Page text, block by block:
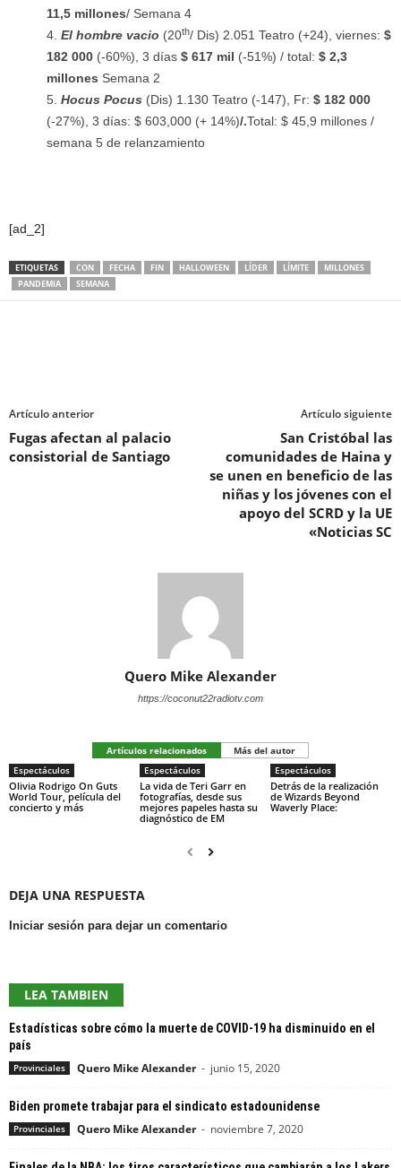
11,5 millones/ Semana 4
El hombre vacio (20th/ Dis) 2.051 Teatro (+24), viernes: $
182 000 (-60%), 3 días $ 617 mil (-51%) / total: $ 2,3
millones Semana 2
Hocus Pocus (Dis) 1.130 Teatro (-147), Fr: $ 182 000
(-27%), 3 días: $ 603,000 (+ 14%)/.Total: $ 45,9 millones /
semana 5 de relanzamiento
[ad_2]
ETIQUETAS CON FECHA FIN HALLOWEEN LÍDER LÍMITE
MILLONES
PANDEMIA
SEMANA
Artículo anterior
Fugas afectan al palacio
consistorial de Santiago
Artículo siguiente
San Cristóbal las
comunidades de Haina y
se unen en beneficio de las
niñas y los jóvenes con el
apoyo del SCRD y la UE
«Noticias SC
Quero Mike Alexander
https://coconut22radiotv.com
Artículos relacionados
Más del autor
Espectáculos
Olivia Rodrigo On Guts
World Tour, película del
concierto y más
Espectáculos
La vida de Teri Garr en
fotografías, desde sus
mejores papeles hasta su
diagnóstico de EM
Espectáculos
Detrás de la realización
de Wizards Beyond
Waverly Place:
DEJA UNA RESPUESTA
Iniciar sesión para dejar un comentario
LEA TAMBIEN
Estadísticas sobre cómo la muerte de COVID-19 ha disminuido en el
país
Provinciales Quero Mike Alexander - junio 15, 2020
Biden promete trabajar para el sindicato estadounidense
Provinciales Quero Mike Alexander - noviembre 7, 2020